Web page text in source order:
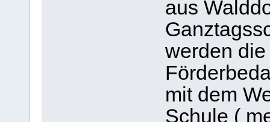
aus
werden
mit dem
Schule (